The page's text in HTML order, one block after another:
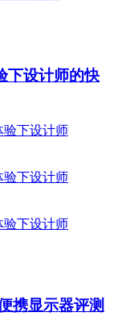
下设计师的快
携显示器评测